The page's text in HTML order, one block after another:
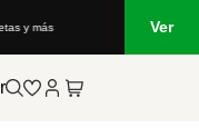
y más Ver